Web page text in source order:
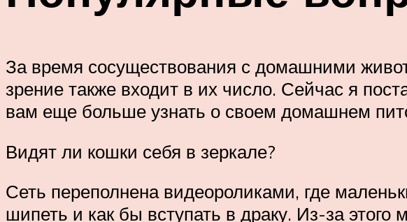
За время сосуществования с домашними
зрение также входит в их число. Сейчас я
вам еще больше узнать о своем домашнем
Видят ли кошки себя в зеркале?
Сеть переполнена видеороликами, где
шипеть и как бы вступать в драку. Из-за